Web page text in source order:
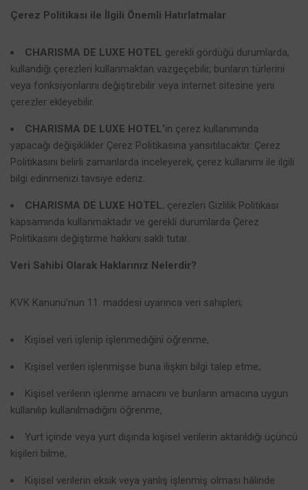
Çerez Politikası ile İlgili Önemli Hatırlatmalar
CHARISMA DE LUXE HOTEL gerekli gördüğü durumlarda,
kullandığı çerezleri kullanmaktan vazgeçebilir, bunların türlerini
veya fonksiyonlarını değiştirebilir veya internet sitesine yeni
çerezler ekleyebilir.
CHARISMA DE LUXE HOTEL’in çerez kullanımında
yapacağı değişiklikler Çerez Politikasına yansıtılacaktır. Çerez
Politikasını belirli zamanlarda inceleyerek, çerez kullanımı ile ilgili
bilgi edinmenizi tavsiye ederiz.
CHARISMA DE LUXE HOTEL, çerezleri Gizlilik Politikası
kapsamında kullanmaktadır ve gerekli durumlarda Çerez
Politikasını değiştirme hakkını saklı tutar.
Veri Sahibi Olarak Haklarınız Nelerdir?
KVK Kanunu’nun 11. maddesi uyarınca veri sahipleri;
Kişisel veri işlenip işlenmediğini öğrenme,
Kişisel verileri işlenmişse buna ilişkin bilgi talep etme,
Kişisel verilerin işlenme amacını ve bunların amacına uygun
kullanılıp kullanılmadığını öğrenme,
Yurt içinde veya yurt dışında kişisel verilerin aktarıldığı üçüncü
kişileri bilme,
Kişisel verilerin eksik veya yanlış işlenmiş olması hâlinde